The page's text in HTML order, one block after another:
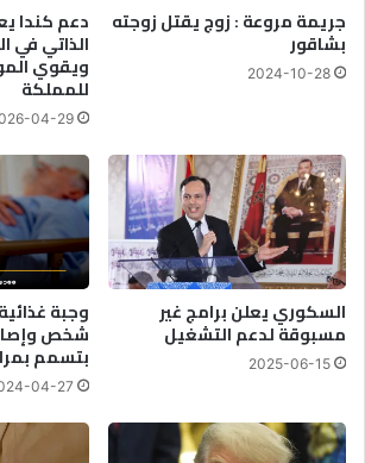
جريمة مروعة : زوج يقتل زوجته
بشاقور
2024-10-28
دعم كندا
الذاتي في
ويقوي
للمملكة
04-29
السكوري يعلن برامج غير
مسبوقة لدعم التشغيل
2025-06-15
وجبة
بتسمم
04-27